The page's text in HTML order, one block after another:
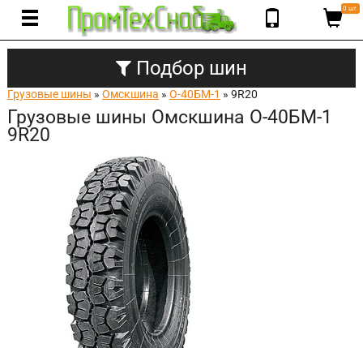
0 шт.
Подбор шин
Грузовые шины » Омскшина » О-40БМ-1 » 9R20
Грузовые шины Омскшина О-40БМ-1
9R20